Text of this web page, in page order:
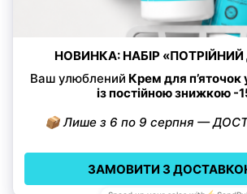
Електронний сертифікат на
2000 грн